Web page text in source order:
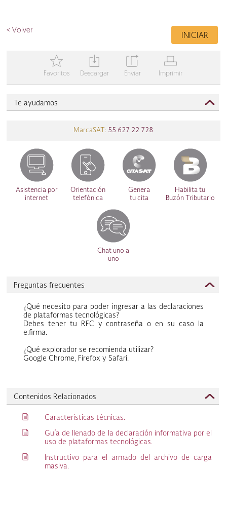
< Volver
INICIAR
T
Favoritos
Y
Descargar
Z
Enviar
V
Imprimir
Te ayudamos
MarcaSAT: 55 627 22 728
Asistencia por
internet
Orientación
telefónica
Genera
tu cita
Habilita tu
Buzón Tributario
Chat uno a
uno
Preguntas frecuentes
¿Qué necesito para poder ingresar a las declaraciones
de plataformas tecnológicas?
Debes tener tu RFC y contraseña o en su caso la
e.firma.
¿Qué explorador se recomienda utilizar?
Google Chrome, Firefox y Safari.
Contenidos Relacionados
q Características técnicas.
q
Guía de llenado de la declaración informativa por el
uso de plataformas tecnológicas​.
q
Instructivo para el armado del archivo de carga
masiva.